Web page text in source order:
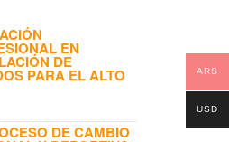
EN
DE
PARA EL ALTO
DE CAMBIO
ARS
USD